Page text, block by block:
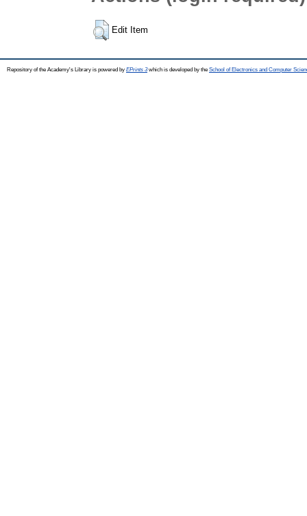
Edit Item
Repository of the Academy's Library is powered by EPrints 3which is developed by the School of Electronics and Computer